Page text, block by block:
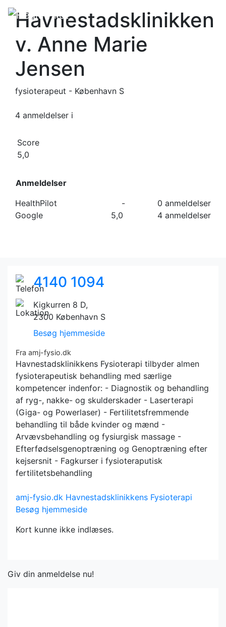
Havnestadsklinikken
v. Anne Marie
Jensen
fysioterapeut - København S
4 anmeldelser i
Score
5,0
Anmeldelser
HealthPilot
-
0 anmeldelser
Google
5,0 4 anmeldelser
4140 1094
Kigkurren 8 D,
2300 København S
Besøg hjemmeside
Fra amj-fysio.dk
Havnestadsklinikkens Fysioterapi tilbyder almen
fysioterapeutisk behandling med særlige
kompetencer indenfor: - Diagnostik og behandling
af ryg-, nakke- og skulderskader - Laserterapi
(Giga- og Powerlaser) - Fertilitetsfremmende
behandling til både kvinder og mænd -
Arvævsbehandling og fysiurgisk massage -
Efterfødselsgenoptræning og Genoptræning efter
kejsersnit - Fagkurser i fysioteraputisk
fertilitetsbehandling
amj-fysio.dk Havnestadsklinikkens Fysioterapi
Besøg hjemmeside
Kort kunne ikke indlæses.
Giv din anmeldelse nu!